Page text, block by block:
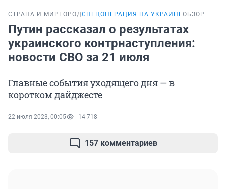
СТРАНА И МИР ГОРОДСПЕЦОПЕРАЦИЯ НА УКРАИНЕОБЗОР
Путин рассказал о результатах
украинского контрнаступления:
новости СВО за 21 июля
Главные события уходящего дня — в
коротком дайджесте
22 июля 2023, 00:05 14 718
157 комментариев